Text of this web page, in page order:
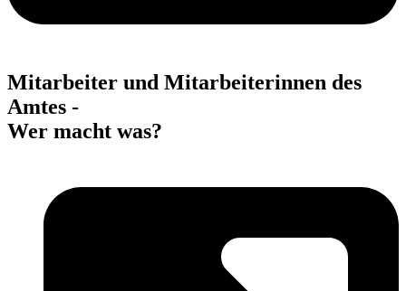
Mitarbeiter und Mitarbeiterinnen des
Amtes -
Wer macht was?